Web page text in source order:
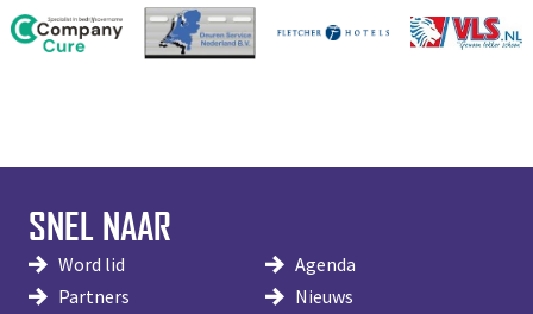
SNEL NAAR
Word lid
Agenda
Partners
Nieuws